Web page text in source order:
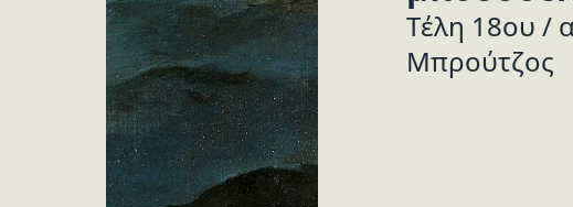
Tέλη 18ου /
Μπρούτζος